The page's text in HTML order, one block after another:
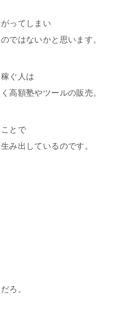
ってしまい
ではないかと思います。
ぐ人は
高額塾やツールの販売。
とで
み出しているのです。
ろ。